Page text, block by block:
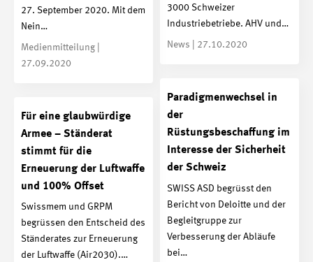
3000 Schweizer
Industriebetriebe. AHV und…
News | 27.10.2020
27. September 2020. Mit dem
Nein…
Medienmitteilung |
27.09.2020
Paradigmenwechsel in
der
Rüstungsbeschaffung im
Interesse der Sicherheit
der Schweiz
SWISS ASD begrüsst den
Bericht von Deloitte und der
Begleitgruppe zur
Verbesserung der Abläufe
bei…
Für eine glaubwürdige
Armee – Ständerat
stimmt für die
Erneuerung der Luftwaffe
und 100% Offset
Swissmem und GRPM
begrüssen den Entscheid des
Ständerates zur Erneuerung
der Luftwaffe (Air2030).…